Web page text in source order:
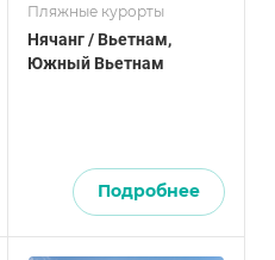
Пляжные курорты
Нячанг / Вьетнам,
Южный Вьетнам
Подробнее